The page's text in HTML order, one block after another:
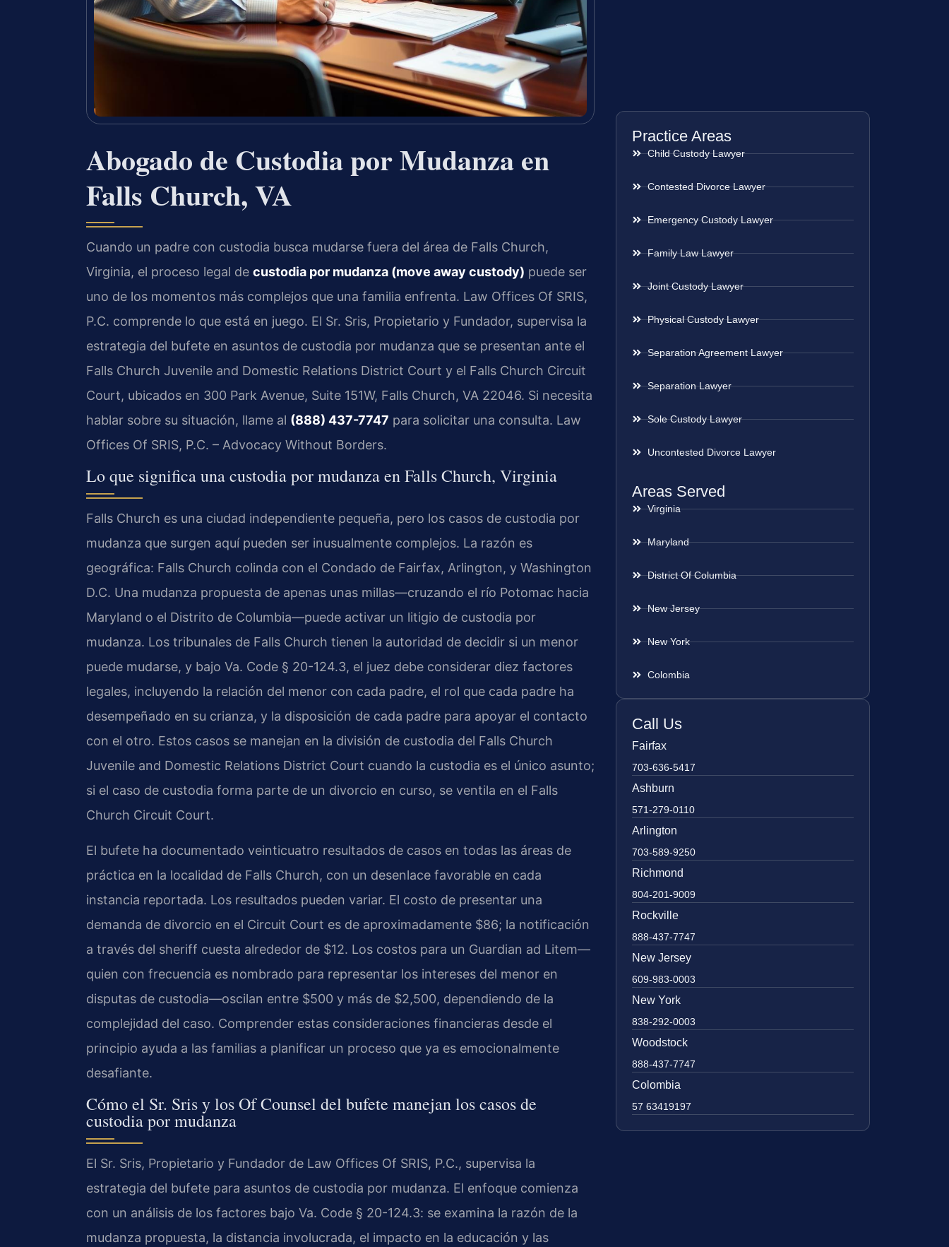
Abogado de Custodia por Mudanza en
Falls Church, VA
Cuando un padre con custodia busca mudarse fuera del área de Falls Church,
Virginia, el proceso legal de custodia por mudanza (move away custody) puede ser
uno de los momentos más complejos que una familia enfrenta. Law Offices Of SRIS,
P.C. comprende lo que está en juego. El Sr. Sris, Propietario y Fundador, supervisa la
estrategia del bufete en asuntos de custodia por mudanza que se presentan ante el
Falls Church Juvenile and Domestic Relations District Court y el Falls Church Circuit
Court, ubicados en 300 Park Avenue, Suite 151W, Falls Church, VA 22046. Si necesita
hablar sobre su situación, llame al (888) 437-7747 para solicitar una consulta. Law
Offices Of SRIS, P.C. – Advocacy Without Borders.
Lo que significa una custodia por mudanza en Falls Church, Virginia
Falls Church es una ciudad independiente pequeña, pero los casos de custodia por
mudanza que surgen aquí pueden ser inusualmente complejos. La razón es
geográfica: Falls Church colinda con el Condado de Fairfax, Arlington, y Washington
D.C. Una mudanza propuesta de apenas unas millas—cruzando el río Potomac hacia
Maryland o el Distrito de Columbia—puede activar un litigio de custodia por
mudanza. Los tribunales de Falls Church tienen la autoridad de decidir si un menor
puede mudarse, y bajo Va. Code § 20-124.3, el juez debe considerar diez factores
legales, incluyendo la relación del menor con cada padre, el rol que cada padre ha
desempeñado en su crianza, y la disposición de cada padre para apoyar el contacto
con el otro. Estos casos se manejan en la división de custodia del Falls Church
Juvenile and Domestic Relations District Court cuando la custodia es el único asunto;
si el caso de custodia forma parte de un divorcio en curso, se ventila en el Falls
Church Circuit Court.
El bufete ha documentado veinticuatro resultados de casos en todas las áreas de
práctica en la localidad de Falls Church, con un desenlace favorable en cada
instancia reportada. Los resultados pueden variar. El costo de presentar una
demanda de divorcio en el Circuit Court es de aproximadamente $86; la notificación
a través del sheriff cuesta alrededor de $12. Los costos para un Guardian ad Litem—
quien con frecuencia es nombrado para representar los intereses del menor en
disputas de custodia—oscilan entre $500 y más de $2,500, dependiendo de la
complejidad del caso. Comprender estas consideraciones financieras desde el
principio ayuda a las familias a planificar un proceso que ya es emocionalmente
desafiante.
Cómo el Sr. Sris y los Of Counsel del bufete manejan los casos de
custodia por mudanza
El Sr. Sris, Propietario y Fundador de Law Offices Of SRIS, P.C., supervisa la
estrategia del bufete para asuntos de custodia por mudanza. El enfoque comienza
con un análisis de los factores bajo Va. Code § 20-124.3: se examina la razón de la
mudanza propuesta, la distancia involucrada, el impacto en la educación y las
Practice Areas
Child Custody Lawyer
Contested Divorce Lawyer
Emergency Custody Lawyer
Family Law Lawyer
Joint Custody Lawyer
Physical Custody Lawyer
Separation Agreement Lawyer
Separation Lawyer
Sole Custody Lawyer
Uncontested Divorce Lawyer
Areas Served
Virginia
Maryland
District Of Columbia
New Jersey
New York
Colombia
Call Us
Fairfax
703-636-5417
Ashburn
571-279-0110
Arlington
703-589-9250
Richmond
804-201-9009
Rockville
888-437-7747
New Jersey
609-983-0003
New York
838-292-0003
Woodstock
888-437-7747
Colombia
57 63419197